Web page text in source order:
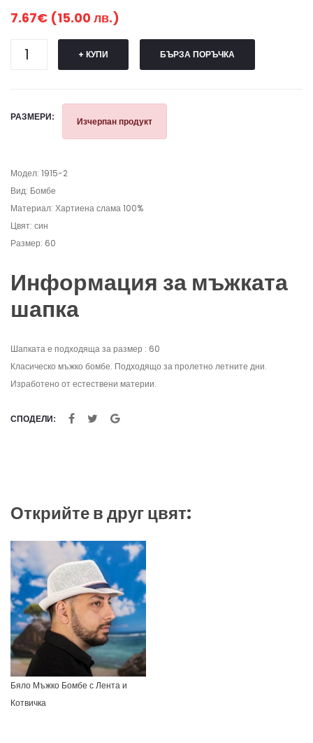
7.67€ (15.00 лв.)
+ КУПИ БЪРЗА ПОРЪЧКА
РАЗМЕРИ: Изчерпан продукт
Модел: 1915-2
Вид: Бомбе
Материал: Хартиена слама 100%
Цвят: син
Размер: 60
Информация за мъжката
шапка
Шапката е подходяща за размер : 60
Класическо мъжко бомбе. Подходящо за пролетно летните дни.
Изработено от естествени материи.
СПОДЕЛИ:
Открийте в друг цвят:
Бяло Мъжко Бомбе с Лента и
Котвичка